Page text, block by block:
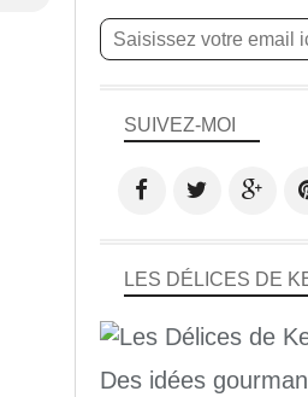
SUIVEZ-MOI
LES DÉLICES DE
Des idées